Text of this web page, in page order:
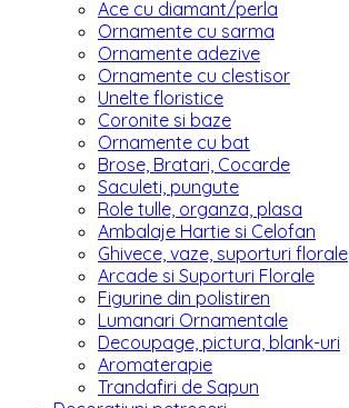
Ace cu diamant/perla
Ornamente cu sarma
Ornamente adezive
Ornamente cu clestisor
Unelte floristice
Coronite si baze
Ornamente cu bat
Brose, Bratari, Cocarde
Saculeti, pungute
Role tulle, organza, plasa
Ambalaje Hartie si Celofan
Ghivece, vaze, suporturi florale
Arcade si Suporturi Florale
Figurine din polistiren
Lumanari Ornamentale
Decoupage, pictura, blank-uri
Aromaterapie
Trandafiri de Sapun